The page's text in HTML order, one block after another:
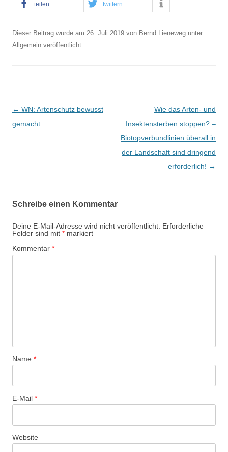
teilen twittern
Dieser Beitrag wurde am 26. Juli 2019 von Bernd Lieneweg unter
Allgemein veröffentlicht.
B
e
s
-
N
a
n
← WN: Artenschutz bewusst
gemacht
Wie das Arten- und
Insektensterben stoppen? –
Biotopverbundlinien überall in
der Landschaft sind dringend
erforderlich! →
Schreibe einen Kommentar
Deine E-Mail-Adresse wird nicht veröffentlicht. Erforderliche
Felder sind mit * markiert
Kommentar *
Name *
E-Mail *
Website